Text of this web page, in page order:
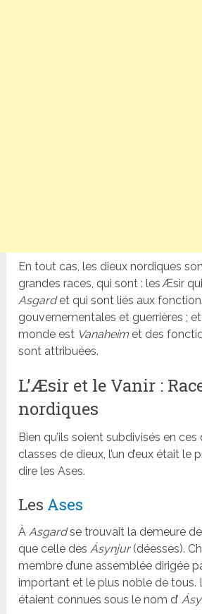
En tout cas, les dieux nordiques
grandes races, qui sont : les Æsir
Asgardet qui sont liés aux
gouvernementales et guerrières ;
monde est Vanaheim et des
sont attribuées.
L’Æsir et le Vanir :
nordiques
Bien qu’ils soient subdivisés en
classes de dieux, l’un d’eux était le
dire les Ases.
Les Ases
À Asgardse trouvait la demeure de
que celle des Ásynjur(déesses).
membre d’une assemblée dirigée
important et le plus noble de tous.
étaient connues sous le nom d’